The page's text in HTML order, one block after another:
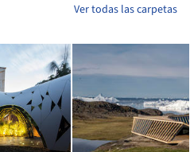
Ver todas las carpetas